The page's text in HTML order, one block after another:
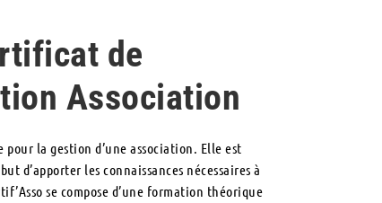
de
Association
pour la gestion d’une association. Elle est
d’apporter les connaissances nécessaires à
se compose d’une formation théorique